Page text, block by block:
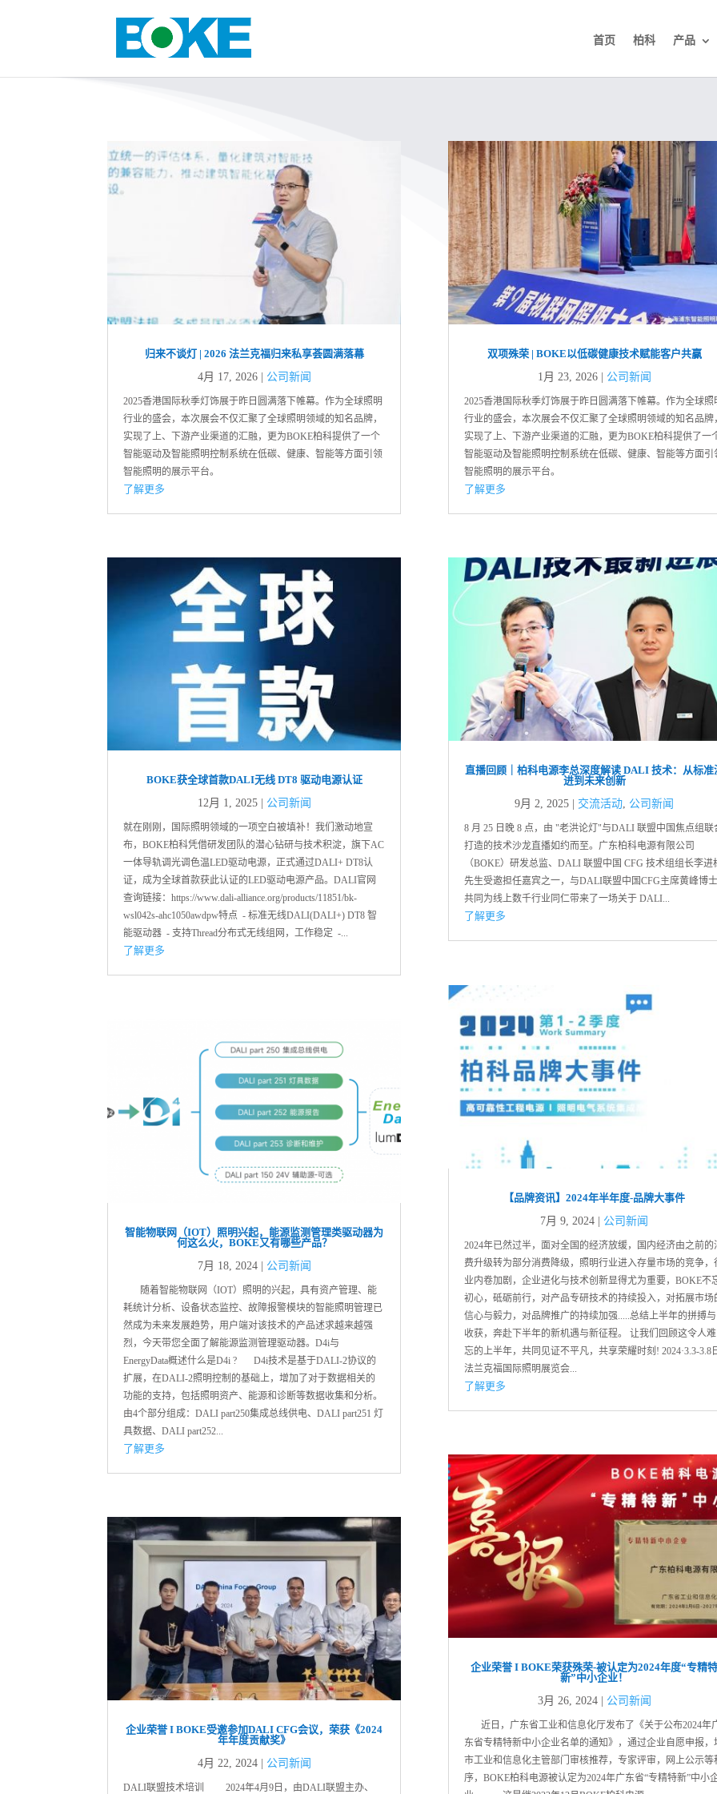
首页 柏科 产品
归来不谈灯 | 2026 法兰克福归来私享荟圆满落幕
4月 17, 2026| 公司新闻
2025香港国际秋季灯饰展于昨日圆满落下帷幕。作为全球照明
行业的盛会，本次展会不仅汇聚了全球照明领域的知名品牌，
实现了上、下游产业渠道的汇融，更为BOKE柏科提供了一个
智能驱动及智能照明控制系统在低碳、健康、智能等方面引领
智能照明的展示平台。
了解更多
BOKE获全球首款DALI无线 DT8 驱动电源认证
12月 1, 2025| 公司新闻
就在刚刚，国际照明领域的一项空白被填补！我们激动地宣
布，BOKE柏科凭借研发团队的潜心钻研与技术积淀，旗下AC
一体导轨调光调色温LED驱动电源，正式通过DALI+ DT8认
证，成为全球首款获此认证的LED驱动电源产品。DALI官网
查询链接：https://www.dali-alliance.org/products/11851/bk-
wsl042s-ahc1050awdpw特点 - 标准无线DALI(DALI+) DT8 智
能驱动器 - 支持Thread分布式无线组网，工作稳定 -...
了解更多
智能物联网（IOT）照明兴起，能源监测管理类驱动器为
何这么火，BOKE又有哪些产品？
7月 18, 2024| 公司新闻
随着智能物联网（IOT）照明的兴起，具有资产管理、能
耗统计分析、设备状态监控、故障报警模块的智能照明管理已
然成为未来发展趋势，用户端对该技术的产品述求越来越强
烈，今天带您全面了解能源监测管理驱动器。D4i与
EnergyData概述什么是D4i ? D4i技术是基于DALI-2协议的
扩展，在DALI-2照明控制的基础上，增加了对于数据相关的
功能的支持，包括照明资产、能源和诊断等数据收集和分析。
由4个部分组成：DALI part250集成总线供电、DALI part251 灯
具数据、DALI part252...
了解更多
企业荣誉 I BOKE受邀参加DALI CFG会议，荣获《2024
年年度贡献奖》
4月 22, 2024| 公司新闻
DALI联盟技术培训 2024年4月9日，由DALI联盟主办、
双项殊荣 | BOKE以低碳健康技术赋能客户共赢
1月 23, 2026| 公司新闻
2025香港国际秋季灯饰展于昨日圆满落下帷幕。作为全球照
行业的盛会，本次展会不仅汇聚了全球照明领域的知名品牌，
实现了上、下游产业渠道的汇融，更为BOKE柏科提供了一
智能驱动及智能照明控制系统在低碳、健康、智能等方面引
智能照明的展示平台。
了解更多
直播回顾｜柏科电源李总深度解读 DALI 技术：从标准
进到未来创新
9月 2, 2025
交流活动, 公司新闻
8 月 25 日晚 8 点，由 "老洪论灯"与DALI 联盟中国焦点组联
打造的技术沙龙直播如约而至。广东柏科电源有限公司
（BOKE）研发总监、DALI 联盟中国 CFG 技术组组长李进
先生受邀担任嘉宾之一，与DALI联盟中国CFG主席黄峰博士
共同为线上数千行业同仁带来了一场关于 DALI...
了解更多
【品牌资讯】2024年半年度-品牌大事件
7月 9, 2024 | 公司新闻
2024年已然过半，面对全国的经济放缓，国内经济由之前的
费升级转为部分消费降级，照明行业进入存量市场的竞争，
业内卷加剧，企业进化与技术创新显得尤为重要，BOKE不
初心，砥砺前行，对产品专研技术的持续投入，对拓展市场
信心与毅力，对品牌推广的持续加强.....总结上半年的拼搏与
收获，奔赴下半年的新机遇与新征程。 让我们回顾这令人难
忘的上半年，共同见证不平凡，共享荣耀时刻! 2024·3.3-3.8
法兰克福国际照明展览会...
了解更多
企业荣誉 I BOKE荣获殊荣-被认定为2024年度“专精特
新”中小企业！
3月 26, 2024| 公司新闻
近日，广东省工业和信息化厅发布了《关于公布2024年
东省专精特新中小企业名单的通知》，通过企业自愿申报，
市工业和信息化主管部门审核推荐，专家评审，网上公示等
序，BOKE柏科电源被认定为2024年广东省“专精特新”中小